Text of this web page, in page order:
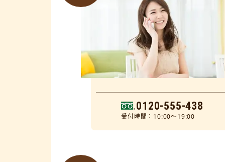
0120-555-438
受付時間：10:00～19:00